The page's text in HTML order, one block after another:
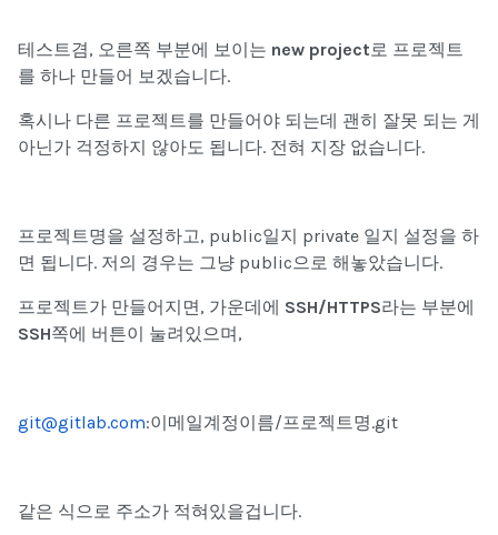
테스트겸, 오른쪽 부분에 보이는 new project로 프로젝트
를 하나 만들어 보겠습니다.
혹시나 다른 프로젝트를 만들어야 되는데 괜히 잘못 되는 게
아닌가 걱정하지 않아도 됩니다. 전혀 지장 없습니다.
프로젝트명을 설정하고, public일지 private 일지 설정을 하
면 됩니다. 저의 경우는 그냥 public으로 해놓았습니다.
프로젝트가 만들어지면, 가운데에 SSH/HTTPS라는 부분에
SSH쪽에 버튼이 눌려있으며,
git@gitlab.com:이메일계정이름/프로젝트명.git
같은 식으로 주소가 적혀있을겁니다.